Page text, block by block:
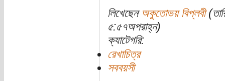
লিখেছেন অকুতোভয় বিপ্লবী
৫:৫৭অপরাহ্ন)
ক্যাটেগরি:
রেখাচিত্র
সববয়সী